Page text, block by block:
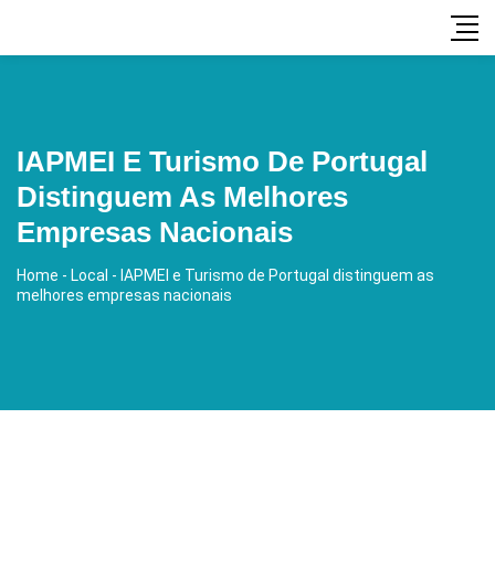
IAPMEI E Turismo De Portugal
Distinguem As Melhores
Empresas Nacionais
Home - Local - IAPMEI e Turismo de Portugal distinguem as
melhores empresas nacionais